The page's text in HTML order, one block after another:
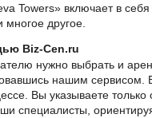
Towers» включает в
другое.
Biz-Cen.ru
нужно выбрать и
нашим сервисом.
Вы указываете
специалисты,